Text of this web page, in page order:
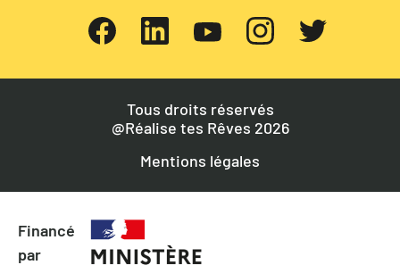
Tous droits réservés
@Réalise tes Rêves 2026
Mentions légales
Financé
par